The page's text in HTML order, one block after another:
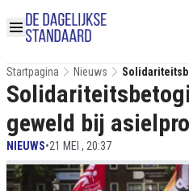
Startpagina Nieuws
geweld bij
NIEUWS•21 MEI , 20:37